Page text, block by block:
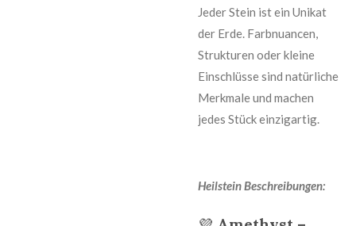
Jeder Stein ist ein Unikat
der Erde. Farbnuancen,
Strukturen oder kleine
Einschlüsse sind natürliche
Merkmale und machen
jedes Stück einzigartig.
Heilstein Beschreibungen: